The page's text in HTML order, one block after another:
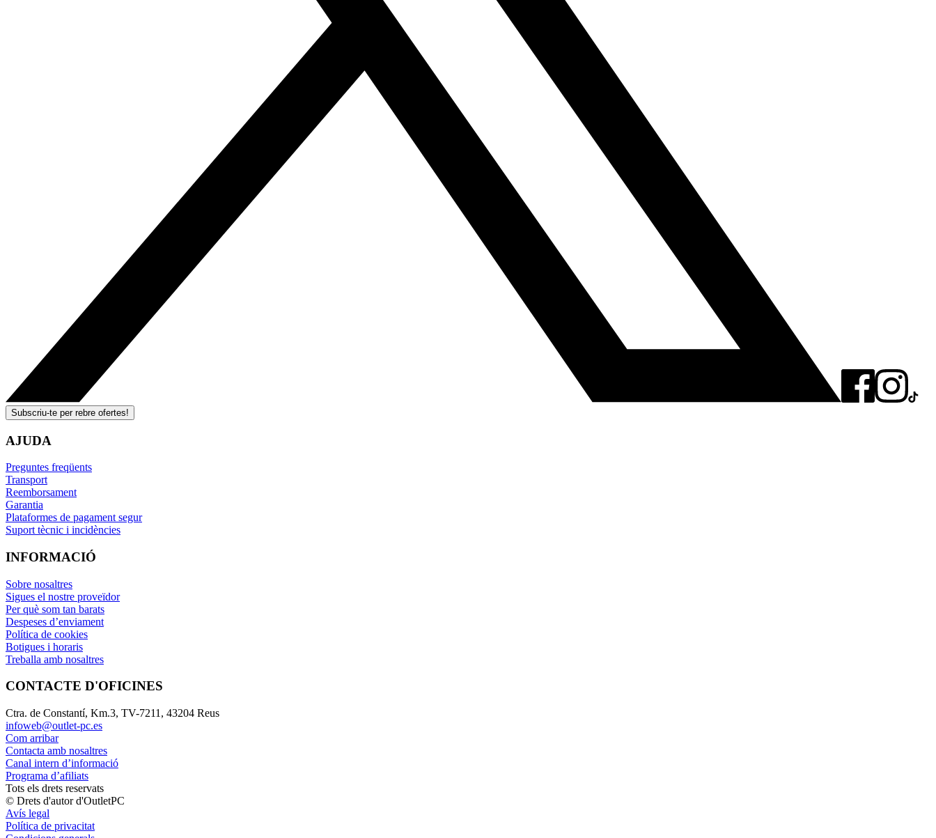
Subscriu-te per rebre ofertes!
AJUDA
Preguntes freqüents
Transport
Reemborsament
Garantia
Plataformes de pagament segur
Suport tècnic i incidències
INFORMACIÓ
Sobre nosaltres
Sigues el nostre proveïdor
Per què som tan barats
Despeses d’enviament
Política de cookies
Botigues i horaris
Treballa amb nosaltres
CONTACTE D'OFICINES
Ctra. de Constantí, Km.3, TV-7211, 43204 Reus
infoweb@outlet-pc.es
Com arribar
Contacta amb nosaltres
Canal intern d’informació
Programa d’afiliats
Tots els drets reservats
© Drets d'autor d'OutletPC
Avís legal
Política de privacitat